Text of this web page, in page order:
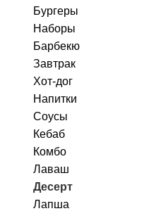
Бургеры
Наборы
Барбекю
Завтрак
Хот-дог
Напитки
Соусы
Кебаб
Комбо
Лаваш
Десерт
Лапша